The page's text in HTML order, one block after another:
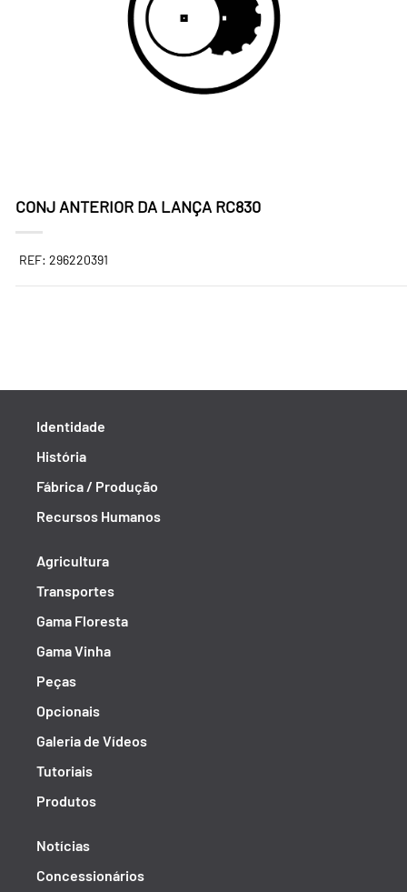
CONJ ANTERIOR DA LANÇA RC830
REF: 296220391
Identidade
História
Fábrica / Produção
Recursos Humanos
Agricultura
Transportes
Gama Floresta
Gama Vinha
Peças
Opcionais
Galeria de Vídeos
Tutoriais
Produtos
Notícias
Concessionários